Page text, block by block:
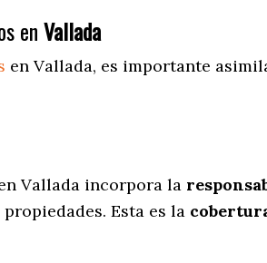
enVallada
en Vallada, es importante
Vallada incorpora la
Esta es la